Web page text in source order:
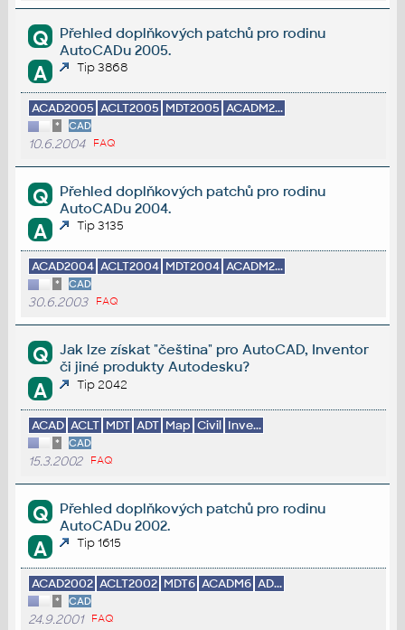
Q
Přehled doplňkových patchů pro rodinu
AutoCADu 2005.
A Tip 3868
ACAD2005 ACLT2005 MDT2005 ACADM2...
* CAD
10.6.2004 FAQ
Q
Přehled doplňkových patchů pro rodinu
AutoCADu 2004.
A Tip 3135
ACAD2004 ACLT2004 MDT2004 ACADM2...
* CAD
30.6.2003 FAQ
Q
Jak lze získat "čeština" pro AutoCAD, Inventor
či jiné produkty Autodesku?
A Tip 2042
ACAD ACLT MDT ADT Map Civil Inve...
* CAD
15.3.2002 FAQ
Q
Přehled doplňkových patchů pro rodinu
AutoCADu 2002.
A Tip 1615
ACAD2002 ACLT2002 MDT6 ACADM6 AD...
* CAD
24.9.2001 FAQ